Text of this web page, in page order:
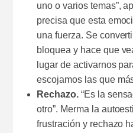
uno o varios temas”,
precisa que esta
una fuerza. Se
bloquea y hace que
lugar de activarnos
escojamos las que
Rechazo. “Es la
otro”. Merma la
frustración y rechazo